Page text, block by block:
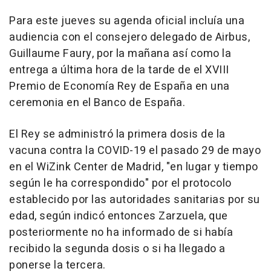
Para este jueves su agenda oficial incluía una
audiencia con el consejero delegado de Airbus,
Guillaume Faury, por la mañana así como la
entrega a última hora de la tarde de el XVIII
Premio de Economía Rey de España en una
ceremonia en el Banco de España.
El Rey se administró la primera dosis de la
vacuna contra la COVID-19 el pasado 29 de mayo
en el WiZink Center de Madrid, "en lugar y tiempo
según le ha correspondido" por el protocolo
establecido por las autoridades sanitarias por su
edad, según indicó entonces Zarzuela, que
posteriormente no ha informado de si había
recibido la segunda dosis o si ha llegado a
ponerse la tercera.